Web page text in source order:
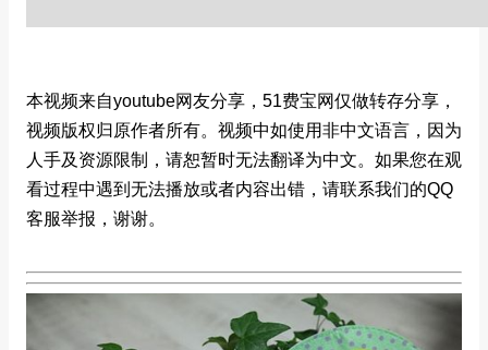
本视频来自youtube网友分享，51费宝网仅做转存分享，
视频版权归原作者所有。视频中如使用非中文语言，因为
人手及资源限制，请恕暂时无法翻译为中文。如果您在观
看过程中遇到无法播放或者内容出错，请联系我们的QQ
客服举报，谢谢。